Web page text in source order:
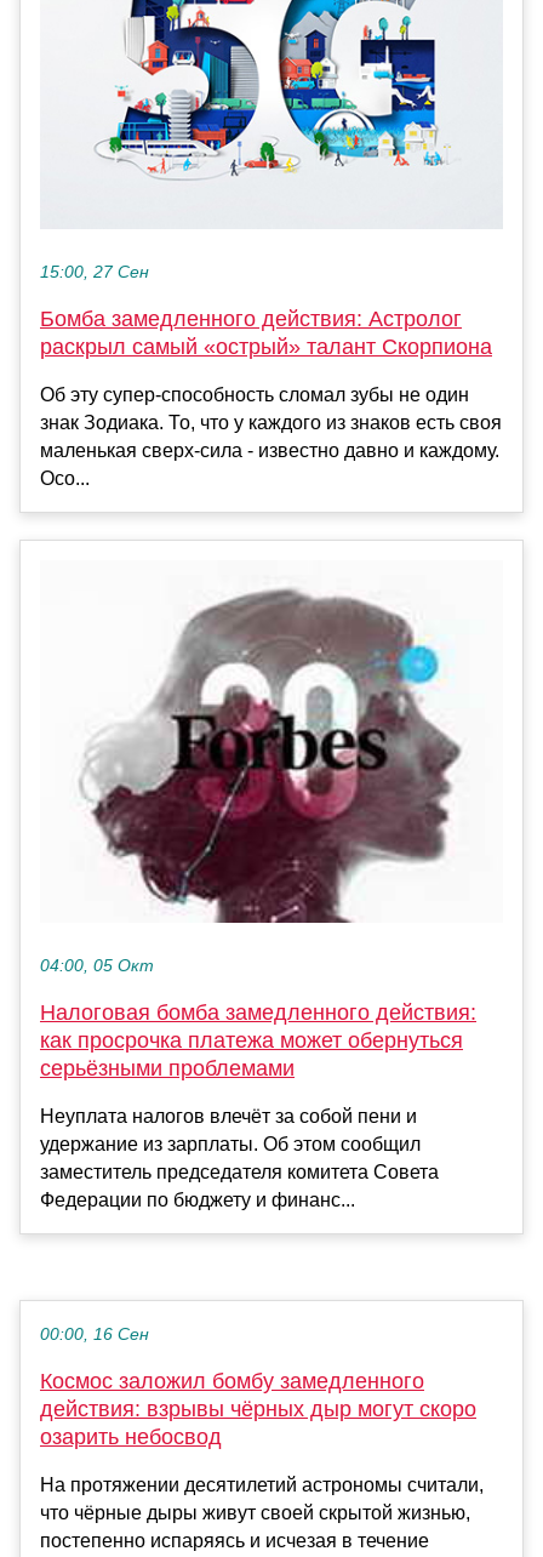
15:00, 27 Сен
Бомба замедленного действия: Астролог
раскрыл самый «острый» талант Скорпиона
Об эту супер-способность сломал зубы не один
знак Зодиака. То, что у каждого из знаков есть своя
маленькая сверх-сила - известно давно и каждому.
Осо...
04:00, 05 Окт
Налоговая бомба замедленного действия:
как просрочка платежа может обернуться
серьёзными проблемами
Неуплата налогов влечёт за собой пени и
удержание из зарплаты. Об этом сообщил
заместитель председателя комитета Совета
Федерации по бюджету и финанс...
00:00, 16 Сен
Космос заложил бомбу замедленного
действия: взрывы чёрных дыр могут скоро
озарить небосвод
На протяжении десятилетий астрономы считали,
что чёрные дыры живут своей скрытой жизнью,
постепенно испаряясь и исчезая в течение